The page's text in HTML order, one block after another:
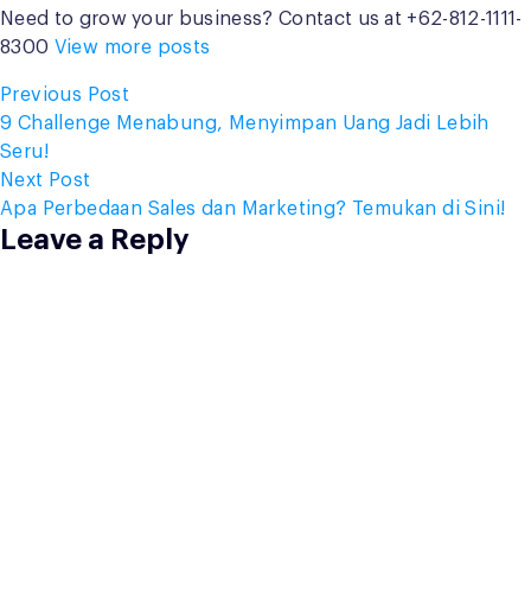
Need to grow your business? Contact us at +62-812-1111-
8300 View more posts
Post
navigation
Previous Post
post:
9 Challenge Menabung, Menyimpan Uang Jadi Lebih
Seru!
Next Post
post:
Apa Perbedaan Sales dan Marketing? Temukan di Sini!
Leave a Reply